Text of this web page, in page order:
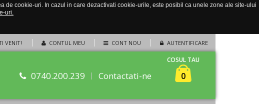
cookie-uri. In cazul in care dezactivati cookie-urile, este posibil ca unele zone ale site-ului
uri.
CONTUL MEU CONT NOU AUTENTIFICARE
VENIT!
0740.200.239 Contactati-ne
COSUL TAU
0